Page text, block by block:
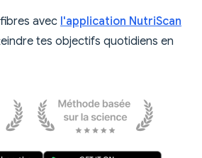
avec l'application NutriScan
tes objectifs quotidiens en